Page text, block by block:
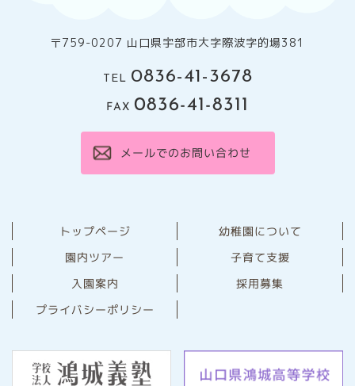
〒759-0207 山口県宇部市大字際波字的場381
TEL 0836-41-3678
FAX 0836-41-8311
メールでのお問い合わせ
トップページ 幼稚園について
園内ツアー 子育て支援
⼊園案内 採用募集
プライバシーポリシー